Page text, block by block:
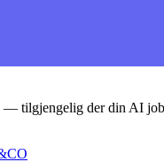
tilgjengelig der din AI